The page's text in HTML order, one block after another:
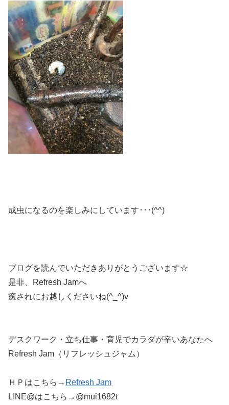
成虫になるのを楽しみにしています･･･(^^)
ブログを読んでいただきありがとうございます☆
是非、Refresh Jamへ
癒されにお越しくださいね(^_^)v
デスクワーク・立ち仕事・育児でカラダが辛いあなたへ
Refresh Jam（リフレッシュジャム）
ＨＰはこちら→ Refresh Jam
LINE@はこちら→@mui1682t